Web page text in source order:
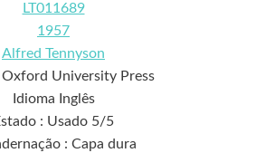
LT011689
1957
Alfred Tennyson
Oxford University Press
Idioma Inglês
: Usado 5/5
: Capa dura